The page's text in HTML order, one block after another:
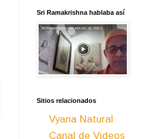
Sri Ramakrishna hablaba así
Sitios relacionados
Vyana Natural
Canal de Videos